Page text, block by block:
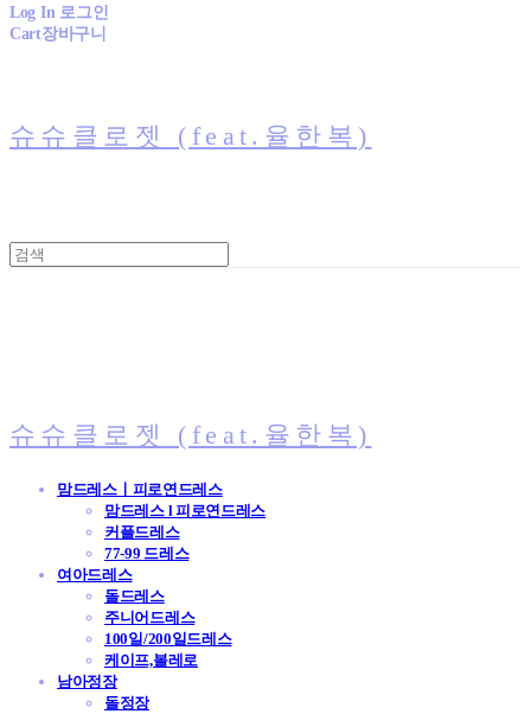
Log In 로그인
Cart장바구니
슈슈클로젯 (feat.율한복)
슈슈클로젯 (feat.율한복)
맘드레스ㅣ피로연드레스
맘드레스 l 피로연드레스
커플드레스
77-99 드레스
여아드레스
돌드레스
주니어드레스
100일/200일드레스
케이프,볼레로
남아정장
돌정장